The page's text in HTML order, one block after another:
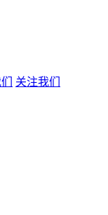
关注我们